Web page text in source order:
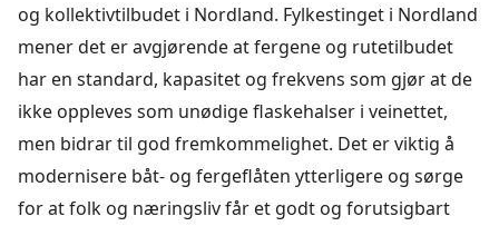
og kollektivtilbudet i Nordland. Fylkestinget i Nordland
mener det er avgjørende at fergene og rutetilbudet
har en standard, kapasitet og frekvens som gjør at de
ikke oppleves som unødige flaskehalser i veinettet,
men bidrar til god fremkommelighet. Det er viktig å
modernisere båt- og fergeflåten ytterligere og sørge
for at folk og næringsliv får et godt og forutsigbart